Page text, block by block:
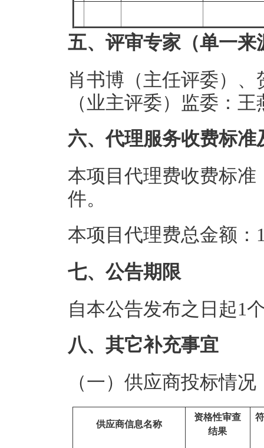
五、评审专家（单一
肖书博（主任评委）
（业主评委）监委：王
六、代理服务收费标准
本项目代理费收费标
件。
本项目代理费总金额：
七、公告期限
自本公告发布之日起1
八、其它补充事宜
（一）供应商投标情况
供应商信息名称
资格性审查
结果